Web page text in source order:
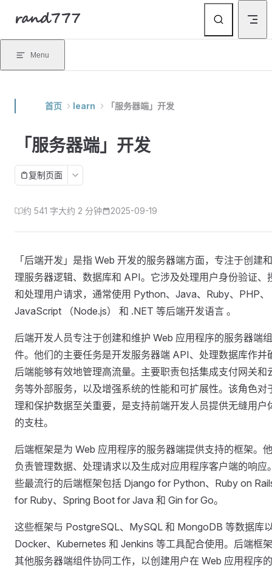
Skip to content
rand777
Menu
首页 learn 「服务器端」开发
「服务器端」开发
复制页面
约 541 字大约 2 分钟 2025-09-19
「后端开发」是指 Web 开发的服务器端方面，专注于创建
理服务器逻辑、数据库和 API。它涉及处理用户身份验证、
和处理用户请求，通常使用 Python、Java、Ruby、PHP、
JavaScript （Node.js） 和 .NET 等后端开发语言 。
后端开发人员专注于创建和维护 Web 应用程序的服务器端组
件。他们的主要任务是开发服务器端 API、处理数据库作并
后端能够有效地管理高流量。主要职责包括集成支付网关和
务等外部服务，以及增强系统的性能和可扩展性。该角色对
理和保护数据至关重要，是支持前端开发人员提供无缝用户
的支柱。
后端框架是为 Web 应用程序的服务器端提供支持的框架。
负责管理数据、处理请求以及生成对应用程序客户端的响应
些最流行的后端框架包括 Django for Python、Ruby on
for Ruby、Spring Boot for Java 和 Gin for Go。
这些框架与 PostgreSQL、MySQL 和 MongoDB 等数据库
Docker、Kubernetes 和 Jenkins 等工具配合使用。后端框
其他服务器端组件协同工作，以创建用户在 Web 应用程序